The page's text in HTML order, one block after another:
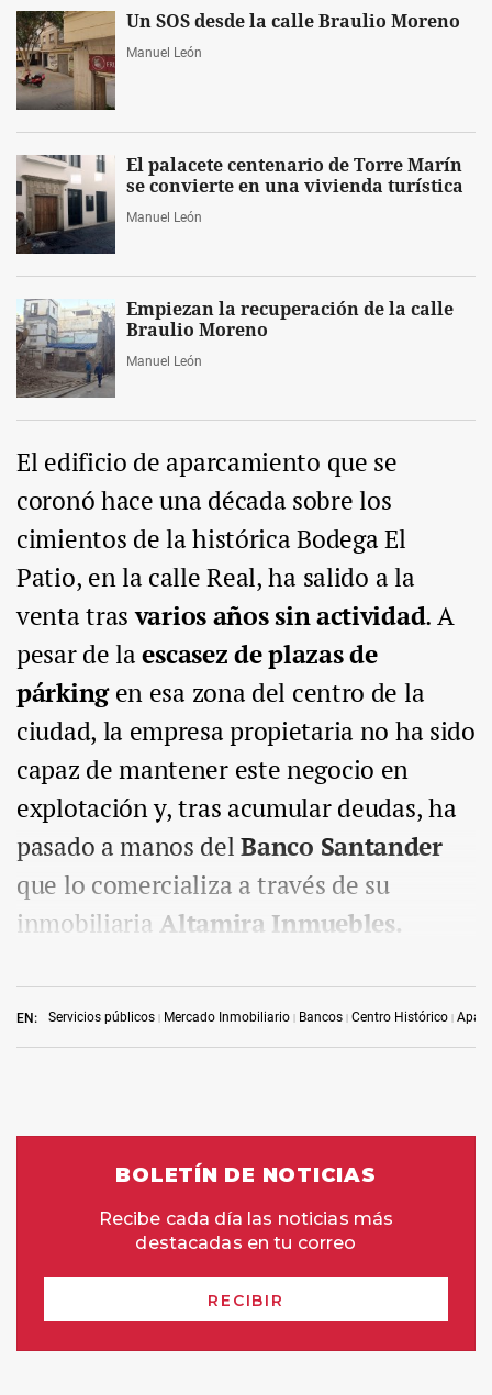
EN: Servicios públicos Mercado Inmobiliario Bancos Centro Histórico
Un SOS desde la calle Braulio Moreno
Manuel León
El palacete centenario de Torre Marín
se convierte en una vivienda turística
Manuel León
Empiezan la recuperación de la calle
Braulio Moreno
Manuel León
El edificio de aparcamiento que se
coronó hace una década sobre los
cimientos de la histórica Bodega El
Patio, en la calle Real, ha salido a la
venta trasvarios años sin actividad. A
pesar de laescasez de plazas de
párkingen esa zona del centro de la
ciudad, la empresa propietaria no ha sido
capaz de mantener este negocio en
explotación y, tras acumular deudas, ha
pasado a manos delBanco Santander
que lo comercializa a través de su
inmobiliaria Altamira Inmuebles.